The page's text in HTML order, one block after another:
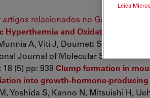
relacionados no Google Scholar
Hyperthermia and Oxidative
A, Viti J, Doumett S, Ravagli C,
Journal of Molecular Sciences
18 (5) pp: 939 Clump formation in
into growth-hormone-producing
Yoshida S, Kanno N, Mitsuishi H,
Leica